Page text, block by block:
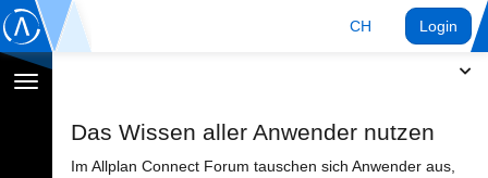
CH Login
Navigation
Das Wissen aller Anwender nutzen
Im Allplan Connect Forum tauschen sich Anwender aus,